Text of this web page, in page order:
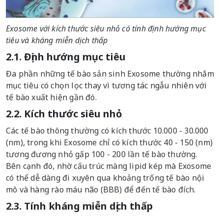
Exosome với kích thước siêu nhỏ có tính định hướng mục
tiêu và kháng miễn dịch thấp
2.1. Định hướng mục tiêu
Đa phần những tế bào sản sinh Exosome thường nhắm
mục tiêu có chọn lọc thay vì tương tác ngẫu nhiên với
tế bào xuất hiện gần đó.
2.2. Kích thước siêu nhỏ
Các tế bào thông thường có kích thước 10.000 - 30.000
(nm), trong khi Exosome chỉ có kích thước 40 - 150 (nm)
tương đương nhỏ gấp 100 - 200 lần tế bào thường.
Bên cạnh đó, nhờ cấu trúc màng lipid kép mà Exosome
có thể dễ dàng đi xuyên qua khoảng trống tế bào nội
mô và hàng rào máu não (BBB) để đến tế bào đích.
2.3. Tính kháng miễn dịch thấp